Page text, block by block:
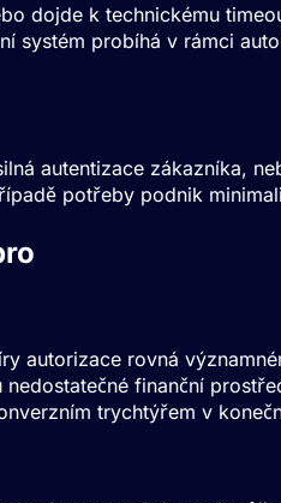
dojde k technickému
systém probíhá v rámci
autentizace zákazníka,
potřeby podnik
autorizace rovná
finanční
trychtýřem v